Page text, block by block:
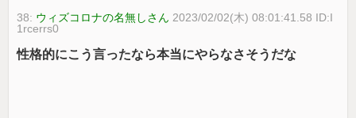
38: ウィズコロナの名無しさん 2023/02/02(木) 08:01:41.58 ID:I
1rcerrs0
性格的にこう言ったなら本当にやらなさそうだな